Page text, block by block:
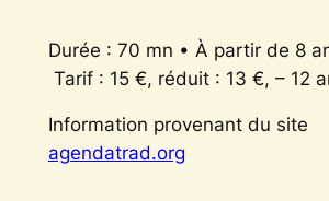
Durée : 70 mn • À partir de 8
Tarif : 15 €, réduit : 13 €, – 12
Information provenant du site
agendatrad.org